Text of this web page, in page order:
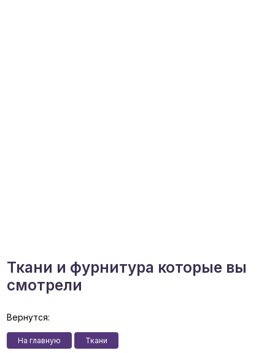
Ткани и фурнитура которые вы
смотрели
Вернутся:
На главную Ткани